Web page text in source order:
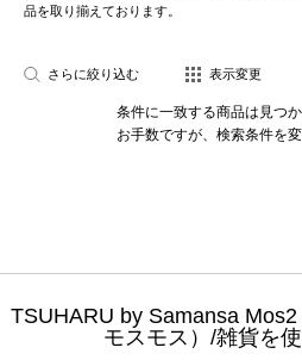
品を取り揃えております。
さらに絞り込む 表示変更
条件に一致する商品は見つか
お手数ですが、検索条件を
TSUHARU by Samansa
モスモス）/雑貨を